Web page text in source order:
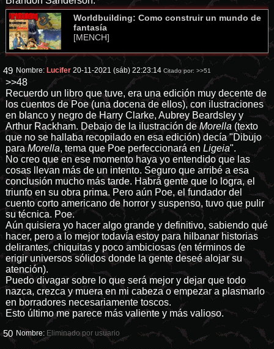
Worldbuilding: Como construir un mundo de
fantasía
[MENCH]
49 Nombre: Lucifer 20-11-2021 (sáb) 22:23:14 Citado por:>>51
>>48
Recuerdo un libro que tuve, era una edición muy decente de
los cuentos de Poe (una docena de ellos), con ilustraciones
en blanco y negro de Harry Clarke, Aubrey Beardsley y
Arthur Rackham. Debajo de la ilustración deMorella (texto
que no se hallaba recopilado en esa edición) decía "Dibujo
paraMorella, tema que Poe perfeccionará en Ligeia".
No creo que en ese momento haya yo entendido que las
cosas llevan más de un intento. Seguro que arribé a esa
conclusión mucho más tarde. Habrá gente que lo logra, el
triunfo en su obra prima. Pero aún Poe, el fundador del
cuento corto americano de horror y suspenso, tuvo que pulir
su técnica. Poe.
Aún quisiera yo hacer algo grande y definitivo, sabiendo qué
hacer, pero a lo mejor todavía estoy para hilbanar historias
delirantes, chiquitas y poco ambiciosas (en términos de
erigir universos sólidos donde la gente deseé alojar su
atención).
Puedo divagar sobre lo que será mejor y dejar que todo
nazca, crezca y muera en mi cabeza o empezar a plasmarlo
en borradores necesariamente toscos.
Esto último me parece más valiente y más valioso.
50 Nombre: Eliminado por usuario